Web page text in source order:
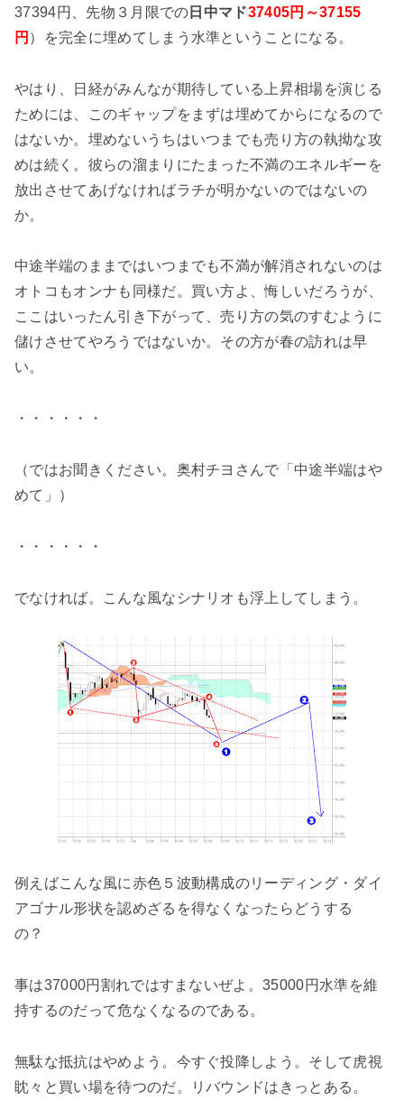
37394円、先物３月限での 日中マド37405円～37155
円 ）を完全に埋めてしまう水準ということになる。
やはり、日経がみんなが期待している上昇相場を演じる
ためには、このギャップをまずは埋めてからになるので
はないか。埋めないうちはいつまでも売り方の執拗な攻
めは続く。彼らの溜まりにたまった不満のエネルギーを
放出させてあげなければラチが明かないのではないの
か。
中途半端のままではいつまでも不満が解消されないのは
オトコもオンナも同様だ。買い方よ、悔しいだろうが、
ここはいったん引き下がって、売り方の気のすむように
儲けさせてやろうではないか。その方が春の訪れは早
い。
・・・・・・
（ではお聞きください。奥村チヨさんで「中途半端はや
めて」）
・・・・・・
でなければ。こんな風なシナリオも浮上してしまう。
例えばこんな風に赤色５波動構成のリーディング・ダイ
アゴナル形状を認めざるを得なくなったらどうする
の？
事は37000円割れではすまないぜよ。35000円水準を維
持するのだって危なくなるのである。
無駄な抵抗はやめよう。今すぐ投降しよう。そして虎視
眈々と買い場を待つのだ。リバウンドはきっとある。